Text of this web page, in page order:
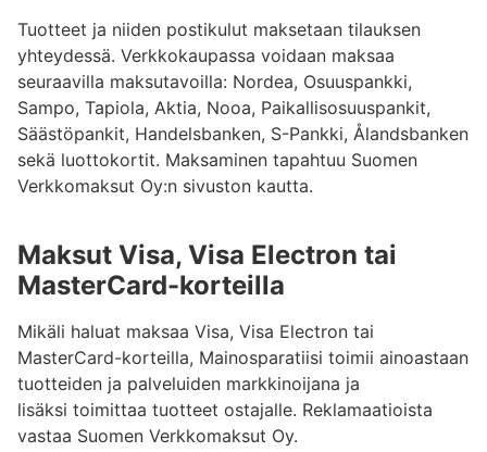
Tuotteet ja niiden postikulut maksetaan tilauksen
yhteydessä. Verkkokaupassa voidaan maksaa
seuraavilla maksutavoilla: Nordea, Osuuspankki,
Sampo, Tapiola, Aktia, Nooa, Paikallisosuuspankit,
Säästöpankit, Handelsbanken, S-Pankki, Ålandsbanken
sekä luottokortit. Maksaminen tapahtuu Suomen
Verkkomaksut Oy:n sivuston kautta.
Maksut Visa, Visa Electron tai
MasterCard-korteilla
Mikäli haluat maksaa Visa, Visa Electron tai
MasterCard-korteilla, Mainosparatiisi toimii ainoastaan
tuotteiden ja palveluiden markkinoijana ja
lisäksi toimittaa tuotteet ostajalle. Reklamaatioista
vastaa Suomen Verkkomaksut Oy.